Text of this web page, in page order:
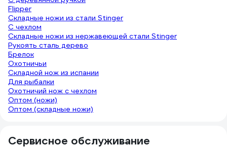
Flipper
Складные ножи из стали Stinger
С чехлом
Складные ножи из нержавеющей стали Stinger
Рукоять сталь дерево
Брелок
Охотничьи
Складной нож из испании
Для рыбалки
Охотничий нож с чехлом
Оптом (ножи)
Оптом (складные ножи)
Сервисное обслуживание